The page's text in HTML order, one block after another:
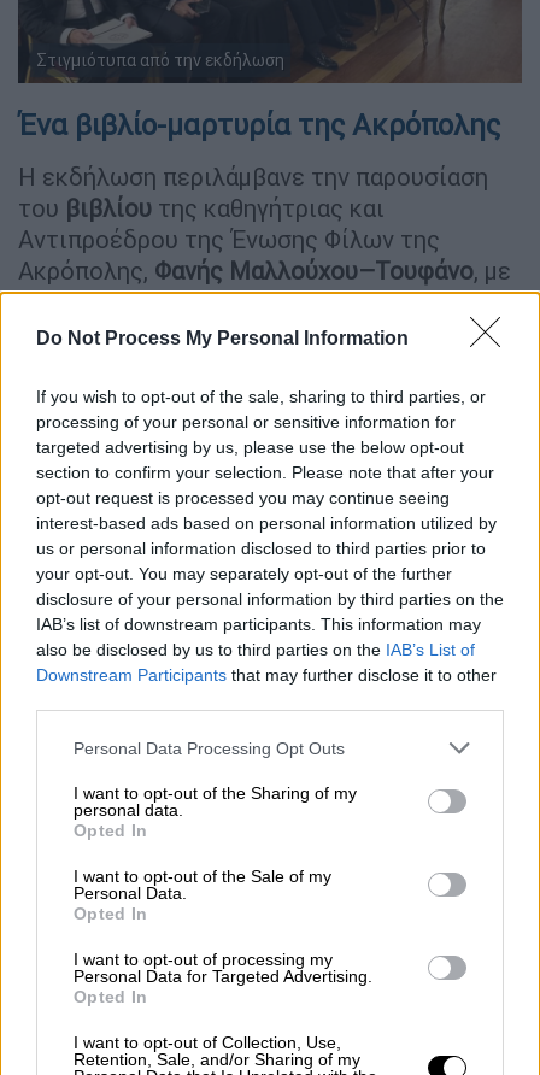
Do Not Process My Personal Information
If you wish to opt-out of the sale, sharing to third parties, or
processing of your personal or sensitive information for
targeted advertising by us, please use the below opt-out
section to confirm your selection. Please note that after your
opt-out request is processed you may continue seeing
interest-based ads based on personal information utilized by
us or personal information disclosed to third parties prior to
your opt-out. You may separately opt-out of the further
disclosure of your personal information by third parties on the
IAB’s list of downstream participants. This information may
also be disclosed by us to third parties on the IAB’s List of
Downstream Participants that may further disclose it to other
Please note that this website/app uses one or more Google
not limited to your visit or usage behaviour. You may click to
grant or deny consent to Google and its third-party tags to
use your data for below specified purposes in below Google
consent section.
Personal Data Processing Opt Outs
I want to opt-out of the Sharing of my
personal data.
Opted In
I want to opt-out of the Sale of my
Personal Data.
Opted In
I want to opt-out of processing my
Personal Data for Targeted Advertising.
Opted In
I want to opt-out of Collection, Use,
Retention, Sale, and/or Sharing of my
Στιγμιότυπα από την εκδήλωση
Ένα βιβλίο-μαρτυρία της Ακρόπολης
Η εκδήλωση περιλάμβανε την παρουσίαση
του βιβλίου της καθηγήτριας και
Αντιπροέδρου της Ένωσης Φίλων της
Ακρόπολης, Φανής Μαλλούχου–Τουφάνο, με
τίτλο «Από Κάστρο σε Μνημείο:
Μεταμορφώσεις της Ακρόπολης από τον
πολυστρωματική αφήγηση της πορείας του
σημαντικότερου μνημείουτου ελληνικού
πολιτισμού, φωτίζοντας τις μεταμορφώσεις
του μέσα στον χρόνο. Η επιλογή του
θέματος δεν ήταν τυχαία: η Ακρόπολη, ως
σύμβολο, συναντά στο Σισμανόγλειο το
ανάλογό της στον χώρο του πνεύματος.
Την εκδήλωση, η οποία τελούσε υπό την
αιγίδα τουΟικουμενικού Πατριάρχη, τίμησαν
Πρέσβεις, Πρόξενοι, στελέχη του Γενικού
Προξενείου, καθώς και διακεκριμένοι
εκπρόσωποι της ελληνικής ομογένειας. Η
επιβεβαίωσε πως ο πολιτισμός
εξακολουθεί
να συγκινείκαι να ενώνει.